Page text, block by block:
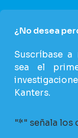
¿No desea
Suscríbase
sea el
Kanters.
"*" señala